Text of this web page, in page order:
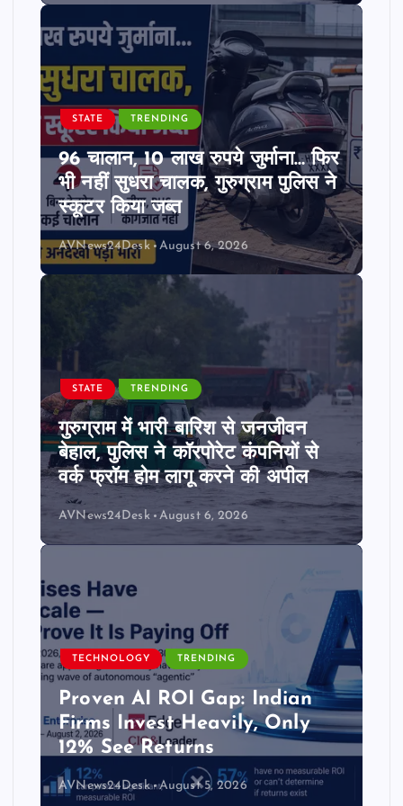
STATE TRENDING
96 चालान, 10 लाख रुपये जुर्माना… फिर
भी नहीं सुधरा चालक, गुरुग्राम पुलिस ने
स्कूटर किया जब्त
AVNews24Desk August 6, 2026
STATE TRENDING
गुरुग्राम में भारी बारिश से जनजीवन
बेहाल, पुलिस ने कॉरपोरेट कंपनियों से
वर्क फ्रॉम होम लागू करने की अपील
AVNews24Desk August 6, 2026
TECHNOLOGY TRENDING
Proven AI ROI Gap: Indian
Firms Invest Heavily, Only
12% See Returns
AVNews24Desk August 5, 2026